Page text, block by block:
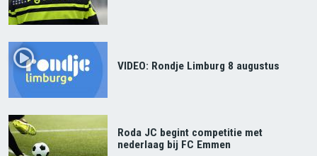
VIDEO: Rondje Limburg 8 augustus
Roda JC begint competitie met
nederlaag bij FC Emmen